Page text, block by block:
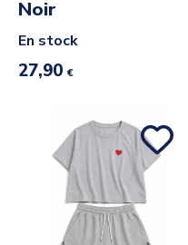
Noir
En stock
27,90 €